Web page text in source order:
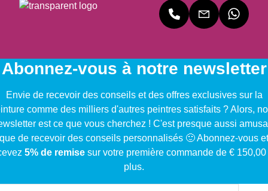
Abonnez-vous à notre newsletter
Envie de recevoir des conseils et des offres exclusives sur la
comme des milliers d'autres peintres satisfaits ? Alors,
est ce que vous cherchez ! C'est presque aussi
que de recevoir des conseils personnalisés 🙂 Abonnez-vous et
5% de remise sur votre première commande de € 150,00
plus.